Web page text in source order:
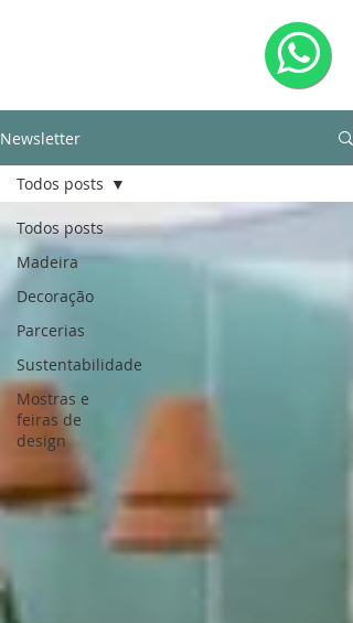
Newsletter
Todos posts
Madeira
Decoração
Parcerias
Sustentabilidade
Mostras e
feiras de
design
Todos posts